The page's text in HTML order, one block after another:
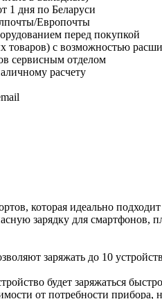
1 дня по Беларуси
Европочты
перед покупкой
с возможностью
сервисным отделом
расчету
которая идеально
зарядку для смартфонов,
заряжать до 10
будет заряжаться
от потребности прибора,